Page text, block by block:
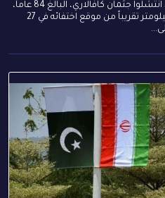
اختفائه. وقالت السلطات إن غواصين انتشلوا جثمان كافالاري، البالغ 84 عاماً،
من عمق نحو 18 متراً، وعلى مسافة كيلومتر تقريباً من موقع اختفائه في 27